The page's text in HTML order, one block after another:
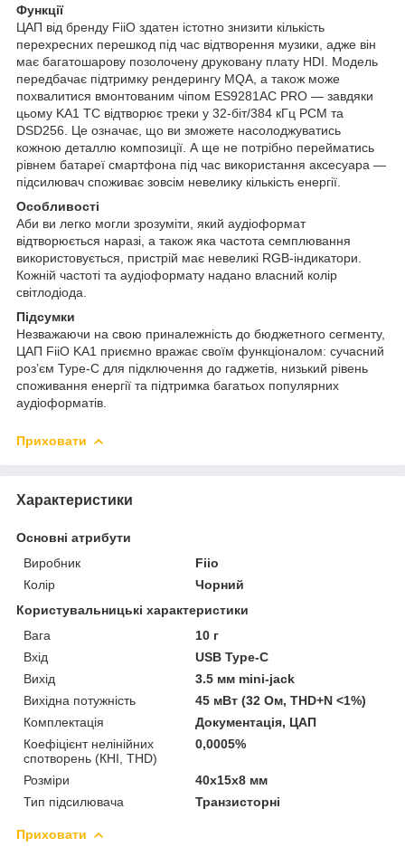
Функції
ЦАП від бренду FiiO здатен істотно знизити кількість
перехресних перешкод під час відтворення музики, адже він
має багатошарову позолочену друковану плату HDI. Модель
передбачає підтримку рендерингу MQA, а також може
похвалитися вмонтованим чіпом ES9281AC PRO — завдяки
цьому KA1 TC відтворює треки у 32-біт/384 кГц PCM та
DSD256. Це означає, що ви зможете насолоджуватись
кожною деталлю композиції. А ще не потрібно перейматись
рівнем батареї смартфона під час використання аксесуара —
підсилювач споживає зовсім невелику кількість енергії.
Особливості
Аби ви легко могли зрозуміти, який аудіоформат
відтворюється наразі, а також яка частота семплювання
використовується, пристрій має невеликі RGB-індикатори.
Кожній частоті та аудіоформату надано власний колір
світлодіода.
Підсумки
Незважаючи на свою приналежність до бюджетного сегменту,
ЦАП FiiO KA1 приємно вражає своїм функціоналом: сучасний
роз’єм Type-C для підключення до гаджетів, низький рівень
споживання енергії та підтримка багатьох популярних
аудіоформатів.
Приховати
Характеристики
Основні атрибути
Виробник
Fiio
Колір
Чорний
Користувальницькі характеристики
Вага
10 г
Вхід
USB Type-C
Вихід
3.5 мм mini-jack
Вихідна потужність
45 мВт (32 Ом, THD+N <1%)
Комплектація
Документація, ЦАП
Коефіцієнт нелінійних
спотворень (КНІ, THD)
0,0005%
Розміри
40x15x8 мм
Тип підсилювача
Транзисторні
Приховати